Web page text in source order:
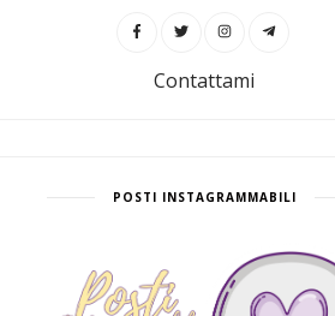
Contattami
POSTI INSTAGRAMMABILI